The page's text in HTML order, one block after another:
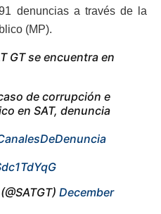
denuncias a través de la
(MP).
GT se encuentra en
de corrupción e
en SAT, denuncia
December